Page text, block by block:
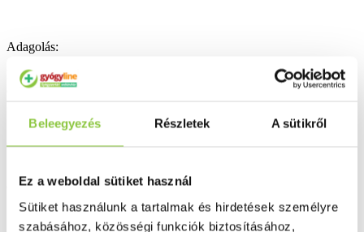
Beleegyezés Részletek A sütikről
Ez a weboldal sütiket használ
Sütiket használunk a tartalmak és hirdetések személyre
szabásához, közösségi funkciók biztosításához,
Adagolás:
Napi 2-4 kapszula. Legjobb 1 vagy 2db-ot lefekvés előtt bevenni,
akár éjjeli gyomorégés esetén is segíthet, illetve az alvásban is.
Összetevők:
(kapszulahéj)